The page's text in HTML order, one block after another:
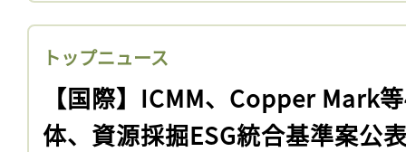
トップニュース
【国際】ICMM、Copper Mark
体、資源採掘ESG統合基準案公